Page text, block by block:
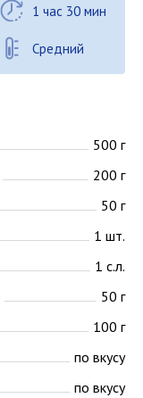
1 час 30 мин
Средний
500 г
200 г
50 г
1 шт.
1 с.л.
50 г
100 г
по вкусу
по вкусу